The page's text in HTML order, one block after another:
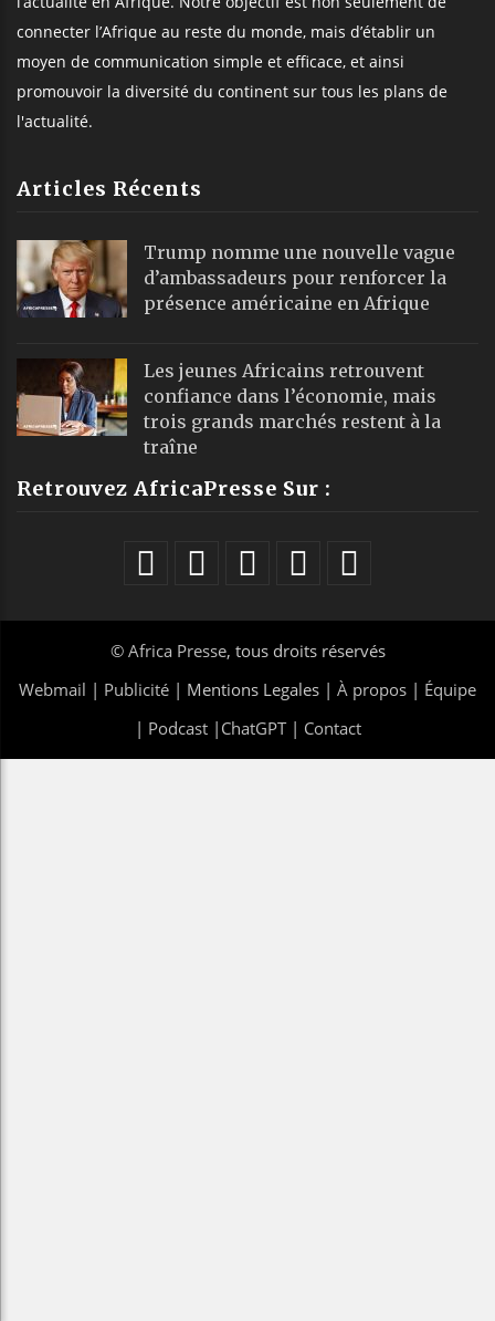
connecter l’Afrique au reste du monde, mais d’établir un
moyen de communication simple et efficace, et ainsi
promouvoir la diversité du continent sur tous les plans de
l'actualité.
Articles Récents
Trump nomme une nouvelle vague
d’ambassadeurs pour renforcer la
présence américaine en Afrique
Les jeunes Africains retrouvent
confiance dans l’économie, mais
trois grands marchés restent à la
traîne
Retrouvez AfricaPresse Sur :
© Africa Presse, tous droits réservés
Webmail | Publicité | Mentions Legales | À propos | Équipe
| Podcast| ChatGPT| Contact